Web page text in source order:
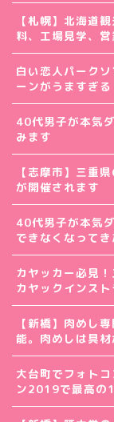
【札幌】北海道
料、工場見学、
白い恋人パーク
ーンがうますぎる
40代男子が本気
みます
【志摩市】三重
が開催されます
40代男子が本気
できなくなってき
カヤッカー必見
カヤックインス
【新橋】肉めし
能。肉めしは具
大台町でフォト
ン2019で最高の1